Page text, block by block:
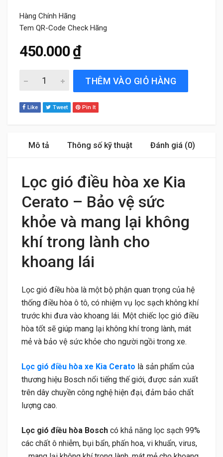
Hàng Chính Hãng
Tem QR-Code Check Hãng
450.000₫
Lọc gió điều hòa xe Kia Cerato 2016 đến 2018 Bosch
THÊM VÀO GIỎ HÀNG
Like Tweet Pin It
Mô tả Thông số kỹ thuật Đánh giá (0)
Lọc gió điều hòa xe Kia
Cerato – Bảo vệ sức
khỏe và mang lại không
khí trong lành cho
khoang lái
Lọc gió điều hòa là một bộ phận quan trọng của hệ
thống điều hòa ô tô, có nhiệm vụ lọc sạch không khí
trước khi đưa vào khoang lái. Một chiếc lọc gió điều
hòa tốt sẽ giúp mang lại không khí trong lành, mát
mẻ và bảo vệ sức khỏe cho người ngồi trong xe.
Lọc gió điều hòa xe Kia Cerato là sản phẩm của
thương hiệu Bosch nổi tiếng thế giới, được sản xuất
trên dây chuyền công nghệ hiện đại, đảm bảo chất
lượng cao.
Lọc gió điều hòa Bosch có khả năng lọc sạch 99%
các chất ô nhiễm, bụi bẩn, phấn hoa, vi khuẩn, virus,